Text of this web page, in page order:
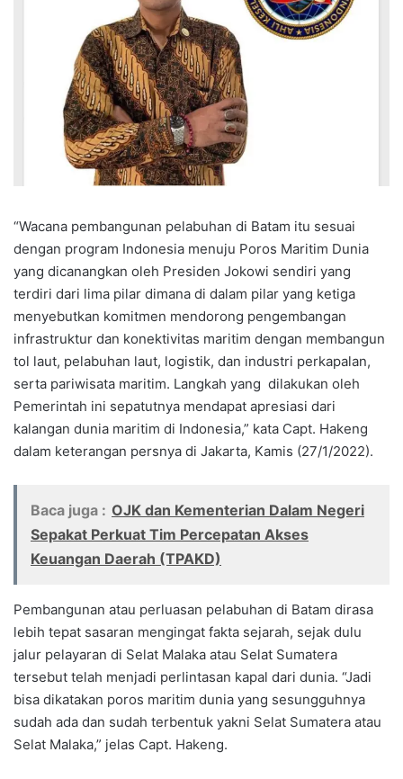
“Wacana pembangunan pelabuhan di Batam itu sesuai
dengan program Indonesia menuju Poros Maritim Dunia
yang dicanangkan oleh Presiden Jokowi sendiri yang
terdiri dari lima pilar dimana di dalam pilar yang ketiga
menyebutkan komitmen mendorong pengembangan
infrastruktur dan konektivitas maritim dengan membangun
tol laut, pelabuhan laut, logistik, dan industri perkapalan,
serta pariwisata maritim. Langkah yang dilakukan oleh
Pemerintah ini sepatutnya mendapat apresiasi dari
kalangan dunia maritim di Indonesia,” kata Capt. Hakeng
dalam keterangan persnya di Jakarta, Kamis (27/1/2022).
Baca juga : OJK dan Kementerian Dalam Negeri
Sepakat Perkuat Tim Percepatan Akses
Keuangan Daerah (TPAKD)
Pembangunan atau perluasan pelabuhan di Batam dirasa
lebih tepat sasaran mengingat fakta sejarah, sejak dulu
jalur pelayaran di Selat Malaka atau Selat Sumatera
tersebut telah menjadi perlintasan kapal dari dunia. “Jadi
bisa dikatakan poros maritim dunia yang sesungguhnya
sudah ada dan sudah terbentuk yakni Selat Sumatera atau
Selat Malaka,” jelas Capt. Hakeng.